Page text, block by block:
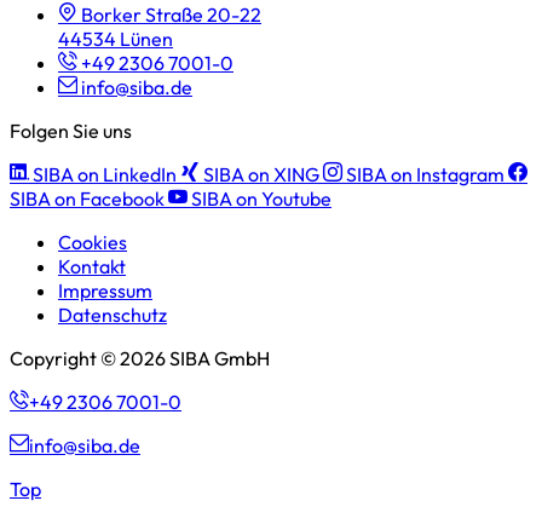
Borker Straße 20-22
44534 Lünen
+49 2306 7001-0
info@siba.de
Folgen Sie uns
SIBA on LinkedIn
SIBA on XING
SIBA on Instagram
SIBA on Facebook
SIBA on Youtube
Cookies
Kontakt
Impressum
Datenschutz
Copyright © 2026 SIBA GmbH
+49 2306 7001-0
info@siba.de
Top